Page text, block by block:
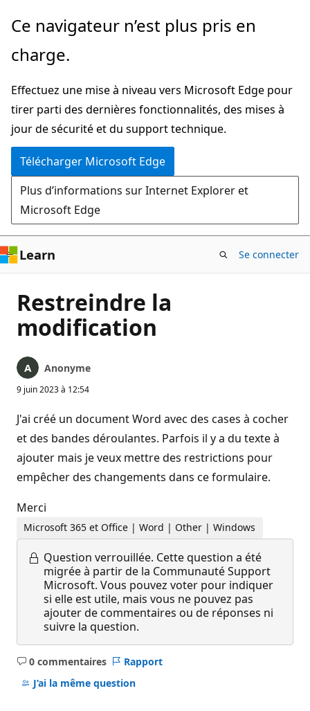
Passer
directement
au
principal
Ce navigateur n’est plus pris en
charge.
Effectuez une mise à niveau vers Microsoft Edge pour
tirer parti des dernières fonctionnalités, des mises à
jour de sécurité et du support technique.
Télécharger Microsoft Edge
Plus d’informations sur Internet Explorer et
Microsoft Edge
Learn Se connecter
Restreindre la
modification
Anonyme
9 juin 2023 à 12:54
J'ai créé un document Word avec des cases à cocher
et des bandes déroulantes. Parfois il y a du texte à
ajouter mais je veux mettre des restrictions pour
empêcher des changements dans ce formulaire.
Merci
Microsoft 365 et Office | Word | Other | Windows
Question verrouillée. Cette question a été
migrée à partir de la Communauté Support
Microsoft. Vous pouvez voter pour indiquer
si elle est utile, mais vous ne pouvez pas
ajouter de commentaires ou de réponses ni
suivre la question.
0 commentaires
Aucun
commentaire
Rapport
J’ai la même question